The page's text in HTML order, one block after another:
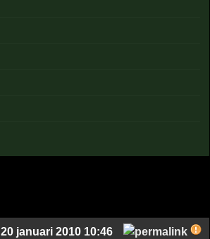
20 januari 2010 10:46